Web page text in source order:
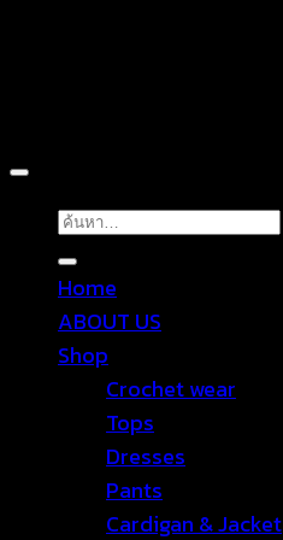
ค้นหา:
Home
ABOUT US
Shop
Crochet wear
Tops
Dresses
Pants
Cardigan & Jacket